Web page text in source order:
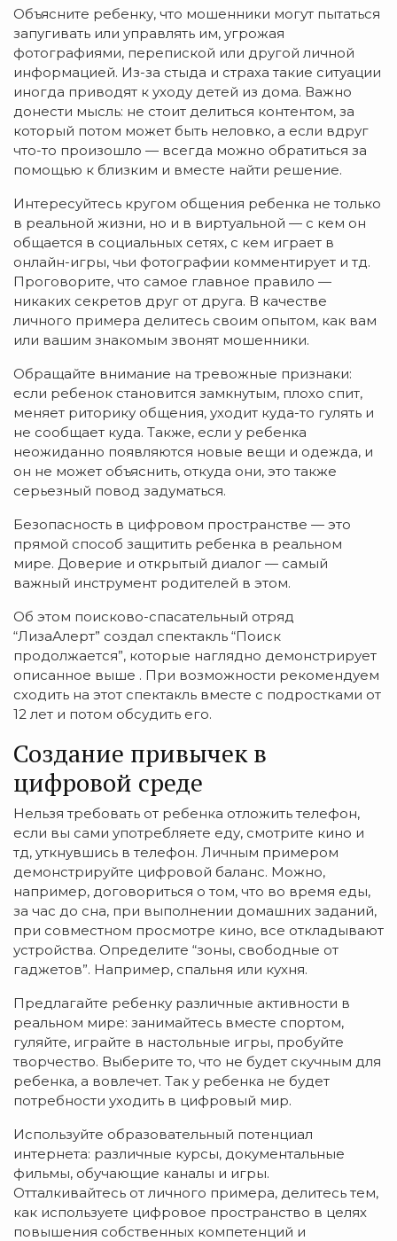
Объясните ребенку, что мошенники могут пытаться
запугивать или управлять им, угрожая
фотографиями, перепиской или другой личной
информацией. Из-за стыда и страха такие ситуации
иногда приводят к уходу детей из дома. Важно
донести мысль: не стоит делиться контентом, за
который потом может быть неловко, а если вдруг
что-то произошло — всегда можно обратиться за
помощью к близким и вместе найти решение.
Интересуйтесь кругом общения ребенка не только
в реальной жизни, но и в виртуальной — с кем он
общается в социальных сетях, с кем играет в
онлайн-игры, чьи фотографии комментирует и тд.
Проговорите, что самое главное правило —
никаких секретов друг от друга. В качестве
личного примера делитесь своим опытом, как вам
или вашим знакомым звонят мошенники.
Обращайте внимание на тревожные признаки:
если ребенок становится замкнутым, плохо спит,
меняет риторику общения, уходит куда-то гулять и
не сообщает куда. Также, если у ребенка
неожиданно появляются новые вещи и одежда, и
он не может объяснить, откуда они, это также
серьезный повод задуматься.
Безопасность в цифровом пространстве — это
прямой способ защитить ребенка в реальном
мире. Доверие и открытый диалог — самый
важный инструмент родителей в этом.
Об этом поисково-спасательный отряд
“ЛизаАлерт” создал спектакль “Поиск
продолжается”, которые наглядно демонстрирует
описанное выше . При возможности рекомендуем
сходить на этот спектакль вместе с подростками от
12 лет и потом обсудить его.
Создание привычек в
цифровой среде
Нельзя требовать от ребенка отложить телефон,
если вы сами употребляете еду, смотрите кино и
тд, уткнувшись в телефон. Личным примером
демонстрируйте цифровой баланс. Можно,
например, договориться о том, что во время еды,
за час до сна, при выполнении домашних заданий,
при совместном просмотре кино, все откладывают
устройства. Определите “зоны, свободные от
гаджетов”. Например, спальня или кухня.
Предлагайте ребенку различные активности в
реальном мире: занимайтесь вместе спортом,
гуляйте, играйте в настольные игры, пробуйте
творчество. Выберите то, что не будет скучным для
ребенка, а вовлечет. Так у ребенка не будет
потребности уходить в цифровый мир.
Используйте образовательный потенциал
интернета: различные курсы, документальные
фильмы, обучающие каналы и игры.
Отталкивайтесь от личного примера, делитесь тем,
как используете цифровое пространство в целях
повышения собственных компетенций и